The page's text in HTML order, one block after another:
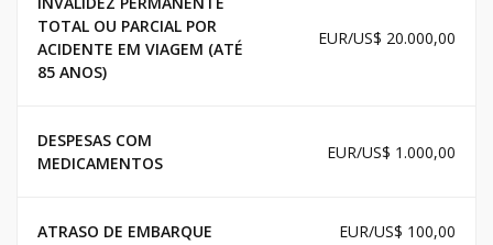
TOTAL OU PARCIAL POR
ACIDENTE EM VIAGEM (ATÉ
85 ANOS)
EUR/US$ 20.000,00
DESPESAS COM
MEDICAMENTOS
EUR/US$ 1.000,00
ATRASO DE EMBARQUE EUR/US$ 100,00